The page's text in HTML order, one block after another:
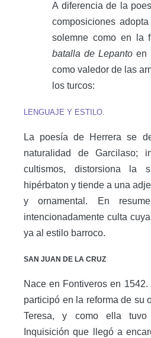
A diferencia de la
composiciones
solemne como en la
batalla de Lepanto en
como valedor de las
los turcos:
LENGUAJE Y ESTILO.
La poesía de Herrera se
naturalidad de Garcilaso;
cultismos, distorsiona la
hipérbaton y tiende a una
y ornamental. En
intencionadamente culta
ya al estilo barroco.
SAN JUAN DE LA CRUZ
Nace en Fontiveros en
participó en la reforma de su
Teresa, y como ella
Inquisición que llegó a